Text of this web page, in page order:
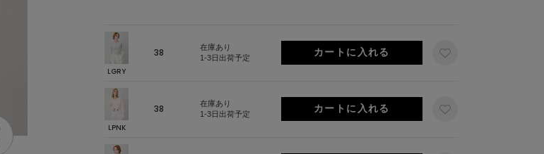
LGRY
38
在庫あり
1-3日出荷予定
LPNK
38
在庫あり
1-3日出荷予定